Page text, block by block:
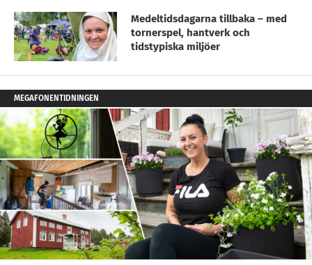
Medeltidsdagarna tillbaka – med
tornerspel, hantverk och
tidstypiska miljöer
MEGAFONENTIDNINGEN